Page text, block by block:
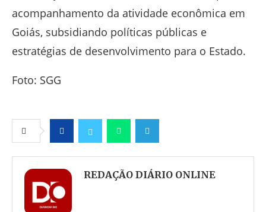
acompanhamento da atividade econômica em
Goiás, subsidiando políticas públicas e
estratégias de desenvolvimento para o Estado.
Foto: SGG
FacebookTwitter WhatsappTelegram
REDAÇÃO DIÁRIO ONLINE